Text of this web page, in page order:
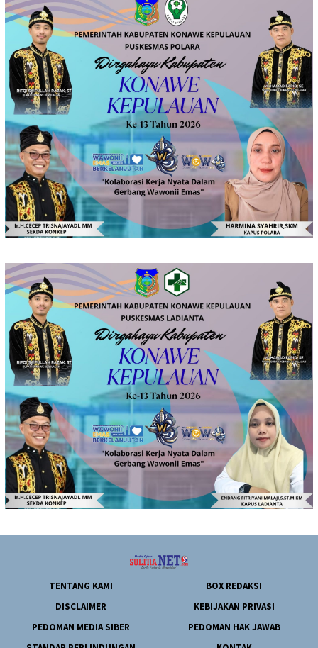
TENTANG KAMI
BOX REDAKSI
DISCLAIMER
KEBIJAKAN PRIVASI
PEDOMAN MEDIA SIBER
PEDOMAN HAK JAWAB